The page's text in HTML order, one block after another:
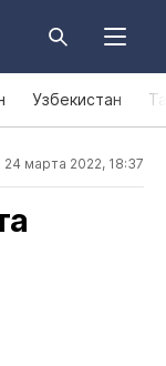
Узбекистан
24 марта 2022, 18:37